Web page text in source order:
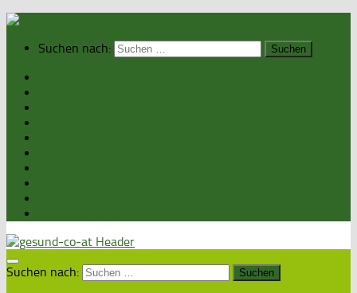
Suchen nach:
Suchen nach: